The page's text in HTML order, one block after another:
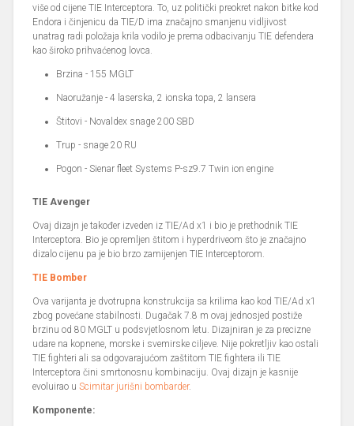
više od cijene TIE Interceptora. To, uz politički preokret nakon bitke kod
Endora i činjenicu da TIE/D ima značajno smanjenu vidljivost
unatrag radi položaja krila vodilo je prema odbacivanju TIE defendera
kao široko prihvaćenog lovca.
Brzina - 155 MGLT
Naoružanje - 4 laserska, 2 ionska topa, 2 lansera
Štitovi - Novaldex snage 200 SBD
Trup - snage 20 RU
Pogon - Sienar fleet Systems P-sz9.7 Twin ion engine
TIE Avenger
Ovaj dizajn je također izveden iz TIE/Ad x1 i bio je prethodnik TIE
Interceptora. Bio je opremljen štitom i hyperdriveom što je značajno
dizalo cijenu pa je bio brzo zamijenjen TIE Interceptorom.
TIE Bomber
Ova varijanta je dvotrupna konstrukcija sa krilima kao kod TIE/Ad x1
zbog povećane stabilnosti. Dugačak 7.8 m ovaj jednosjed postiže
brzinu od 80 MGLT u podsvjetlosnom letu. Dizajniran je za precizne
udare na kopnene, morske i svemirske ciljeve. Nije pokretljiv kao ostali
TIE fighteri ali sa odgovarajućom zaštitom TIE fightera ili TIE
Interceptora čini smrtonosnu kombinaciju. Ovaj dizajn je kasnije
evoluirao uScimitar jurišni bombarder.
Komponente: